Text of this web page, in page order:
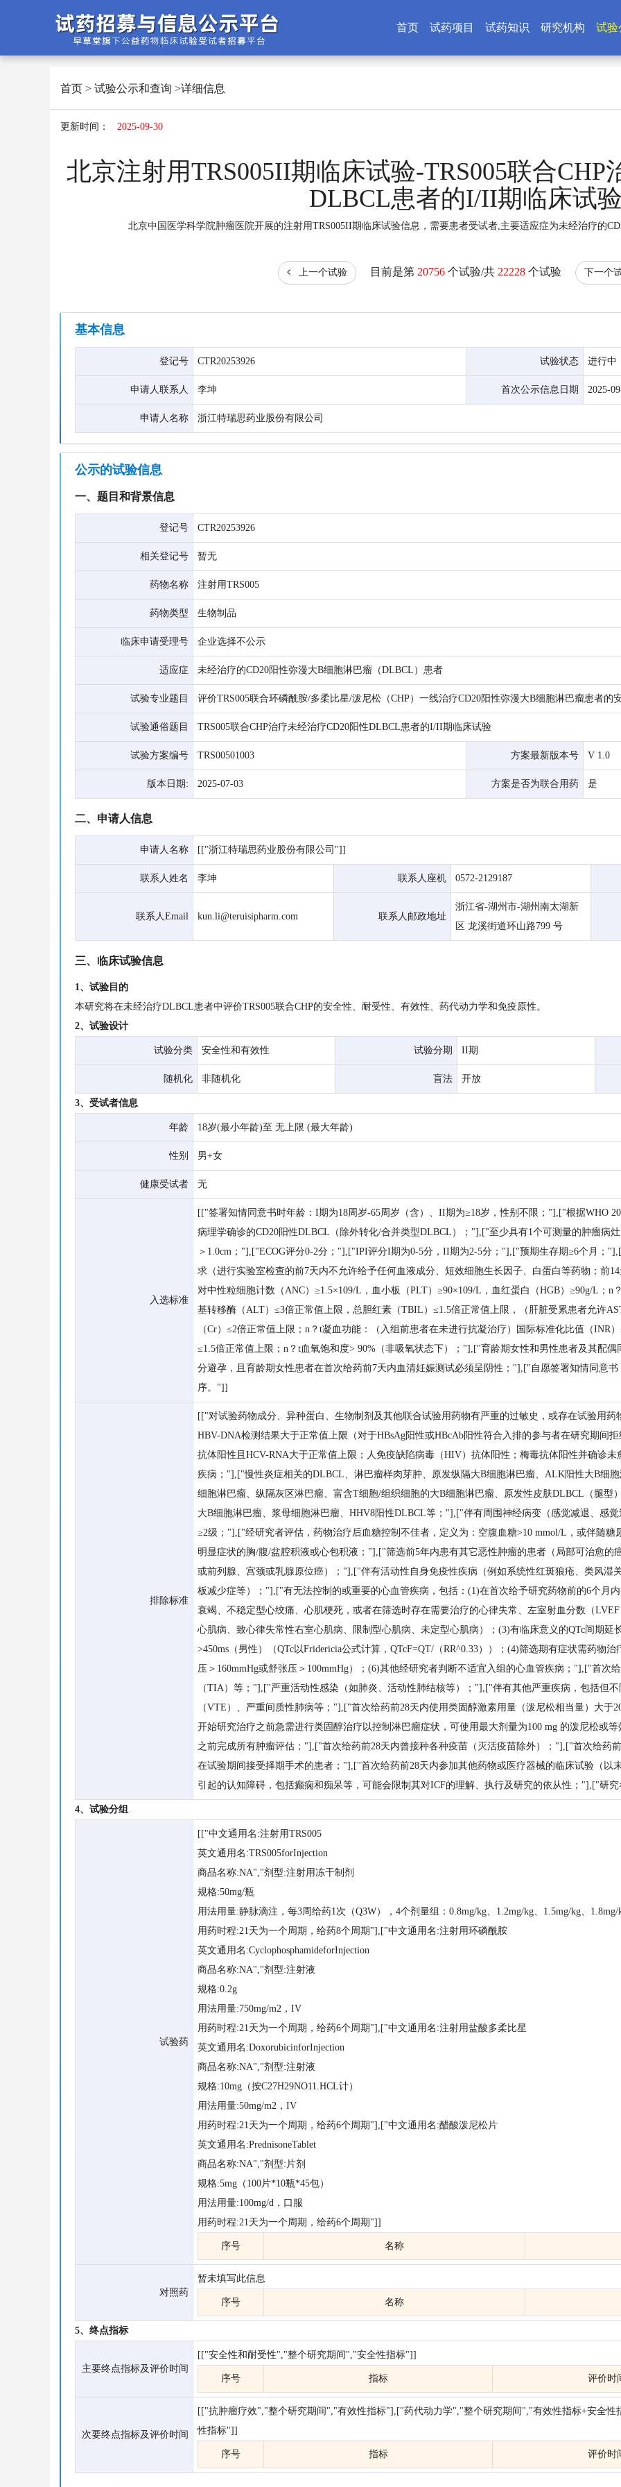
首页 试药项目 试药知识 研究机构 试验
首页 > 试验公示和查询 >详细信息
更新时间： 2025-09-30
北京注射用TRS005II期临床试验-TRS005联合CHP
DLBCL患者的I/II期临床试
北京中国医学科学院肿瘤医院开展的注射用TRS005II期临床试验信息，需要患者受试者,主要适应症为未经治疗的
上一个试验 目前是第 20756 个试验/共 22228 个试验 下一个
基本信息
登记号 CTR20253926 试验状态 进行中
申请人联系人 李坤 首次公示信息日期 2025-
申请人名称 浙江特瑞思药业股份有限公司
公示的试验信息
一、题目和背景信息
登记号 CTR20253926
相关登记号 暂无
药物名称 注射用TRS005
药物类型 生物制品
临床申请受理号 企业选择不公示
适应症 未经治疗的CD20阳性弥漫大B细胞淋巴瘤（DLBCL）患者
试验专业题目 评价TRS005联合环磷酰胺/多柔比星/泼尼松（CHP）一线治疗CD20阳性弥漫大B细胞淋巴瘤患者
试验通俗题目 TRS005联合CHP治疗未经治疗CD20阳性DLBCL患者的I/II期临床试验
试验方案编号 TRS00501003 方案最新版本号 V 1.0
版本日期: 2025-07-03 方案是否为联合用药 是
二、申请人信息
申请人名称 [["浙江特瑞思药业股份有限公司"]]
联系人姓名 李坤 联系人座机 0572-2129187
联系人Email kun.li@teruisipharm.com 联系人邮政地址
浙江省-湖州市-湖州南太湖新
区 龙溪街道环山路799 号
三、临床试验信息
1、试验目的
本研究将在未经治疗DLBCL患者中评价TRS005联合CHP的安全性、耐受性、有效性、药代动力学和免疫原性。
2、试验设计
试验分类 安全性和有效性 试验分期 II期
随机化 非随机化 盲法 开放
3、受试者信息
年龄 18岁(最小年龄)至 无上限 (最大年龄)
性别 男+女
健康受试者 无
入选标准
[["签署知情同意书时年龄：I期为18周岁-65周岁（含）、II期为≥18岁，性别不限；"],["根据WHO
病理学确诊的CD20阳性DLBCL（除外转化/合并类型DLBCL）；"],["至少具有1个可测量的肿瘤病
＞1.0cm；"],["ECOG评分0-2分；"],["IPI评分I期为0-5分，II期为2-5分；"],["预期生存期≥6个月；
求（进行实验室检查的前7天内不允许给予任何血液成分、短效细胞生长因子、白蛋白等药物；前
对中性粒细胞计数（ANC）≥1.5×109/L，血小板（PLT）≥90×109/L，血红蛋白（HGB）≥90g/L；
基转移酶（ALT）≤3倍正常值上限，总胆红素（TBIL）≤1.5倍正常值上限，（肝脏受累患者允许
（Cr）≤2倍正常值上限；n？t凝血功能：（入组前患者在未进行抗凝治疗）国际标准化比值（INR
≤1.5倍正常值上限；n？t血氧饱和度> 90%（非吸氧状态下）；"],["育龄期女性和男性患者及其配
分避孕，且育龄期女性患者在首次给药前7天内血清妊娠测试必须呈阴性；"],["自愿签署知情同意
序。"]]
排除标准
[["对试验药物成分、异种蛋白、生物制剂及其他联合试验用药物有严重的过敏史，或存在试验用
HBV-DNA检测结果大于正常值上限（对于HBsAg阳性或HBcAb阳性符合入排的参与者在研究期间
抗体阳性且HCV-RNA大于正常值上限；人免疫缺陷病毒（HIV）抗体阳性；梅毒抗体阳性并确诊
疾病；"],["慢性炎症相关的DLBCL、淋巴瘤样肉芽肿、原发纵隔大B细胞淋巴瘤、ALK阳性大B细
细胞淋巴瘤、纵隔灰区淋巴瘤、富含T细胞/组织细胞的大B细胞淋巴瘤、原发性皮肤DLBCL（腿型
大B细胞淋巴瘤、浆母细胞淋巴瘤、HHV8阳性DLBCL等；"],["伴有周围神经病变（感觉减退、感
≥2级；"],["经研究者评估，药物治疗后血糖控制不佳者，定义为：空腹血糖>10 mmol/L，或伴随
明显症状的胸/腹/盆腔积液或心包积液；"],["筛选前5年内患有其它恶性肿瘤的患者（局部可治愈的
或前列腺、宫颈或乳腺原位癌）；"],["伴有活动性自身免疫性疾病（例如系统性红斑狼疮、类风湿
板减少症等）；"],["有无法控制的或重要的心血管疾病，包括：(1)在首次给予研究药物前的6个月
衰竭、不稳定型心绞痛、心肌梗死，或者在筛选时存在需要治疗的心律失常、左室射血分数（
心肌病、致心律失常性右室心肌病、限制型心肌病、未定型心肌病）；(3)有临床意义的QTc间期延
>450ms（男性）（QTc以Fridericia公式计算，QTcF=QT/（RR^0.33））；(4)筛选期有症状需药物
压＞160mmHg或舒张压＞100mmHg）；(6)其他经研究者判断不适宜入组的心血管疾病；"],["首次
（TIA）等；"],["严重活动性感染（如肺炎、活动性肺结核等）；"],["伴有其他严重疾病，包括但
（VTE）、严重间质性肺病等；"],["首次给药前28天内使用类固醇激素用量（泼尼松相当量）大于
开始研究治疗之前急需进行类固醇治疗以控制淋巴瘤症状，可使用最大剂量为100 mg 的泼尼松或
之前完成所有肿瘤评估；"],["首次给药前28天内曾接种各种疫苗（灭活疫苗除外）；"],["首次给药
在试验期间接受择期手术的患者；"],["首次给药前28天内参加其他药物或医疗器械的临床试验（
引起的认知障碍，包括癫痫和痴呆等，可能会限制其对ICF的理解、执行及研究的依从性；"],["研
4、试验分组
试验药
[["中文通用名:注射用TRS005
英文通用名:TRS005forInjection
商品名称:NA","剂型:注射用冻干制剂
规格:50mg/瓶
用法用量:静脉滴注，每3周给药1次（Q3W），4个剂量组：0.8mg/kg、1.2mg/kg、1.5mg/kg、1.8mg/
用药时程:21天为一个周期，给药8个周期"],["中文通用名:注射用环磷酰胺
英文通用名:CyclophosphamideforInjection
商品名称:NA","剂型:注射液
规格:0.2g
用法用量:750mg/m2，IV
用药时程:21天为一个周期，给药6个周期"],["中文通用名:注射用盐酸多柔比星
英文通用名:DoxorubicinforInjection
商品名称:NA","剂型:注射液
规格:10mg（按C27H29NO11.HCL计）
用法用量:50mg/m2，IV
用药时程:21天为一个周期，给药6个周期"],["中文通用名:醋酸泼尼松片
英文通用名:PrednisoneTablet
商品名称:NA","剂型:片剂
规格:5mg（100片*10瓶*45包）
用法用量:100mg/d，口服
用药时程:21天为一个周期，给药6个周期"]]
序号 名称
对照药
暂未填写此信息
序号 名称
5、终点指标
主要终点指标及评价时间
[["安全性和耐受性","整个研究期间","安全性指标"]]
序号 指标 评价时
次要终点指标及评价时间
[["抗肿瘤疗效","整个研究期间","有效性指标"],["药代动力学","整个研究期间","有效性指标+安全
性指标"]]
序号 指标 评价时